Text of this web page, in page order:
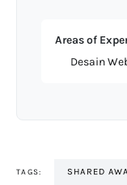
Areas of
Desain
TAGS: SHARED